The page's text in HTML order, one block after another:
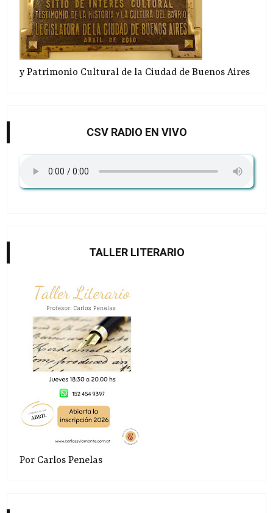
y Patrimonio Cultural de la Ciudad de Buenos Aires
CSV RADIO EN VIVO
TALLER LITERARIO
Por Carlos Penelas